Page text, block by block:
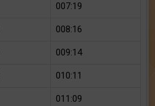
007:19
008:16
009:14
010:11
011:09